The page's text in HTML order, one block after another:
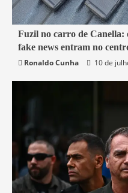
7 min read
Belford Roxo
Brasil
Fuzil no carro de Canella:
fake news entram no
Ronaldo Cunha
10 de